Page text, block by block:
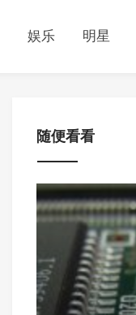
娱乐 明星
随便看看